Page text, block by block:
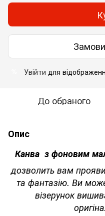
Увійти для
До обраного
Опис
Канва з фоновим
дозволить вам
та фантазію. Ви
візерунок